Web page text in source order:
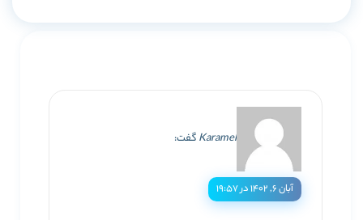
Karamelگفت:
آبان ۶, ۱۴۰۲ در ۱۹:۵۷